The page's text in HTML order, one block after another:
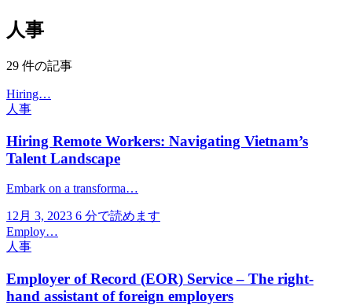
人事
29 件の記事
Hiring…
人事
Hiring Remote Workers: Navigating Vietnam’s
Talent Landscape
Embark on a transforma…
12月 3, 2023 6 分で読めます
Employ…
人事
Employer of Record (EOR) Service – The right-
hand assistant of foreign employers